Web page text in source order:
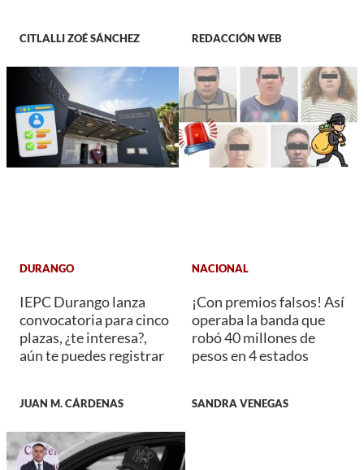
CITLALLI ZOÉ SÁNCHEZ REDACCIÓN WEB
DURANGO
IEPC Durango lanza
convocatoria para cinco
plazas, ¿te interesa?,
aún te puedes registrar
JUAN M. CÁRDENAS
NACIONAL
¡Con premios falsos! Así
operaba la banda que
robó 40 millones de
pesos en 4 estados
SANDRA VENEGAS